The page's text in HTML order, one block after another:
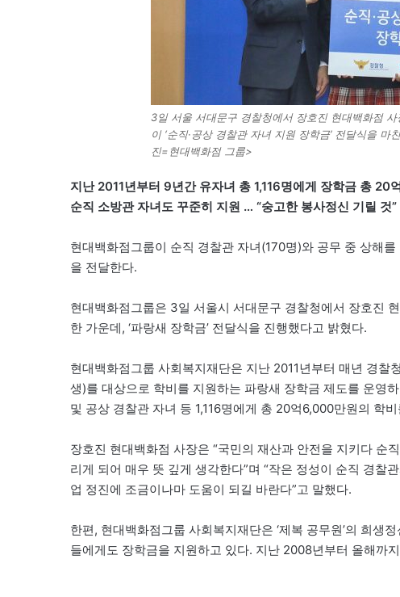
3일 서울 서대문구 경찰청에서 장호진 현대백화점
이 ‘순직·공상 경찰관 자녀 지원 장학금’ 전달식을
진=현대백화점 그룹>
지난 2011년부터 9년간 유자녀 총 1,116명에게 장학금 총 20
순직 소방관 자녀도 꾸준히 지원 … “숭고한 봉사정신 기릴 것”
현대백화점그룹이 순직 경찰관 자녀(170명)와 공무 중 상해
을 전달한다.
현대백화점그룹은 3일 서울시 서대문구 경찰청에서 장호진
한 가운데, ‘파랑새 장학금’ 전달식을 진행했다고 밝혔다.
현대백화점그룹 사회복지재단은 지난 2011년부터 매년 경찰
생)를 대상으로 학비를 지원하는 파랑새 장학금 제도를 운영
및 공상 경찰관 자녀 등 1,116명에게 총 20억6,000만원의 학
장호진 현대백화점 사장은 “국민의 재산과 안전을 지키다 순
리게 되어 매우 뜻 깊게 생각한다”며 “작은 정성이 순직 경찰
업 정진에 조금이나마 도움이 되길 바란다”고 말했다.
한편, 현대백화점그룹 사회복지재단은 ‘제복 공무원’의 희생
들에게도 장학금을 지원하고 있다. 지난 2008년부터 올해까